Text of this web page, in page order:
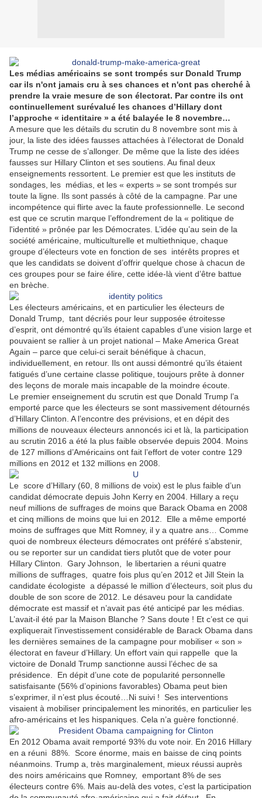
Les médias américains se sont trompés sur Donald Trump
car ils n'ont jamais cru à ses chances et n'ont pas cherché à
prendre la vraie mesure de son électorat. Par contre ils ont
continuellement surévalué les chances d’Hillary dont
l’approche « identitaire » a été balayée le 8 novembre…
A mesure que les détails du scrutin du 8 novembre sont mis à
jour, la liste des idées fausses attachées à l’électorat de Donald
Trump ne cesse de s’allonger. De même que la liste des idées
fausses sur Hillary Clinton et ses soutiens. Au final deux
enseignements ressortent. Le premier est que les instituts de
sondages, les médias, et les « experts » se sont trompés sur
toute la ligne. Ils sont passés à côté de la campagne. Par une
incompétence qui flirte avec la faute professionnelle. Le second
est que ce scrutin marque l’effondrement de la « politique de
l'identité » prônée par les Démocrates. L’idée qu’au sein de la
société américaine, multiculturelle et multiethnique, chaque
groupe d’électeurs vote en fonction de ses intérêts propres et
que les candidats se doivent d’offrir quelque chose à chacun de
ces groupes pour se faire élire, cette idée-là vient d’être battue
en brèche.
Les électeurs américains, et en particulier les électeurs de
Donald Trump,
tant décriés pour leur supposée étroitesse
d’esprit, ont démontré qu’ils étaient capables d’une vision large et
pouvaient se rallier à un projet national – Make America Great
Again – parce que celui-ci serait bénéfique à chacun,
individuellement, en retour. Ils ont aussi démontré qu’ils étaient
fatigués d’une certaine classe politique, toujours prête à donner
des leçons de morale mais incapable de la moindre écoute.
Le premier enseignement du scrutin est que Donald Trump l’a
emporté parce que les électeurs se sont massivement détournés
d’Hillary Clinton. A l’encontre des prévisions, et en dépit des
millions de nouveaux électeurs annoncés ici et là, la participation
au scrutin 2016 a été la plus faible observée depuis 2004. Moins
de 127 millions d’Américains ont fait l’effort de voter contre 129
millions en 2012 et 132 millions en 2008.
Le score d’Hillary (60, 8 millions de voix) est le plus faible d’un
candidat démocrate depuis John Kerry en 2004. Hillary a reçu
neuf millions de suffrages de moins que Barack Obama en 2008
et cinq millions de moins que lui en 2012.
Elle a même emporté
moins de suffrages que Mitt Romney, il y a quatre ans… Comme
quoi de nombreux électeurs démocrates ont préféré s’abstenir,
ou se reporter sur un candidat tiers plutôt que de voter pour
Hillary Clinton.
Gary Johnson,
le libertarien a réuni quatre
millions de suffrages,
quatre fois plus qu’en 2012 et Jill Stein la
candidate écologiste a dépassé le million d’électeurs, soit plus du
double de son score de 2012. Le désaveu pour la candidate
démocrate est massif et n’avait pas été anticipé par les médias.
L’avait-il été par la Maison Blanche ? Sans doute ! Et c’est ce qui
expliquerait l’investissement considérable de Barack Obama dans
les dernières semaines de la campagne pour mobiliser « son »
électorat en faveur d’Hillary. Un effort vain qui rappelle que la
victoire de Donald Trump sanctionne aussi l’échec de sa
présidence.
En dépit d’une cote de popularité personnelle
satisfaisante (56% d’opinions favorables) Obama peut bien
s’exprimer, il n’est plus écouté…Ni suivi ! Ses interventions
visaient à mobiliser principalement les minorités, en particulier les
afro-américains et les hispaniques. Cela n’a guère fonctionné.
En 2012 Obama avait remporté 93% du vote noir. En 2016 Hillary
en a réuni 88%.
Score énorme, mais en baisse de cinq points
néanmoins. Trump a, très marginalement, mieux réussi auprès
des noirs américains que Romney,
emportant 8% de ses
électeurs contre 6%. Mais au-delà des votes, c’est la participation